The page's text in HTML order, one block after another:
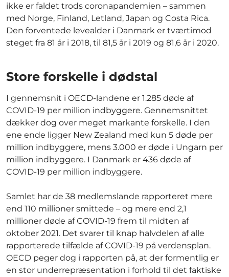
ikke er faldet trods coronapandemien – sammen
med Norge, Finland, Letland, Japan og Costa Rica.
Den forventede levealder i Danmark er tværtimod
steget fra 81 år i 2018, til 81,5 år i 2019 og 81,6 år i 2020.
Store forskelle i dødstal
I gennemsnit i OECD-landene er 1.285 døde af
COVID-19 per million indbyggere. Gennemsnittet
dækker dog over meget markante forskelle. I den
ene ende ligger New Zealand med kun 5 døde per
million indbyggere, mens 3.000 er døde i Ungarn per
million indbyggere. I Danmark er 436 døde af
COVID-19 per million indbyggere.
Samlet har de 38 medlemslande rapporteret mere
end 110 millioner smittede – og mere end 2,1
millioner døde af COVID-19 frem til midten af
oktober 2021. Det svarer til knap halvdelen af alle
rapporterede tilfælde af COVID-19 på verdensplan.
OECD peger dog i rapporten på, at der formentlig er
en stor underrepræsentation i forhold til det faktiske